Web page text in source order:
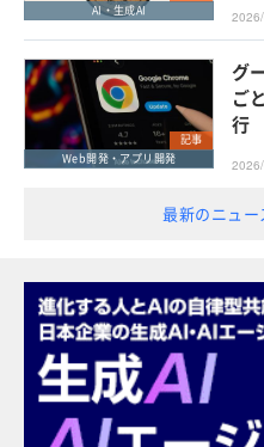
AI・生成AI
記事
Web開発・アプリ開発
グ
ご
行
最新のニュ